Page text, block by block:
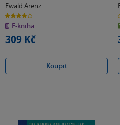
Ewald Arenz
4.2
z
5
hvězdiček
E-kniha
309 Kč
Koupit
z
5